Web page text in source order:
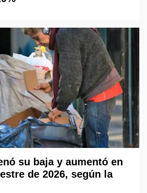
su baja y aumentó en
de 2026, según la